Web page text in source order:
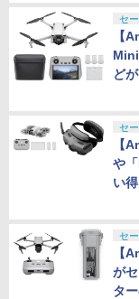
セ
【
ど
セ
【
や
い得
セ
【
が
タ